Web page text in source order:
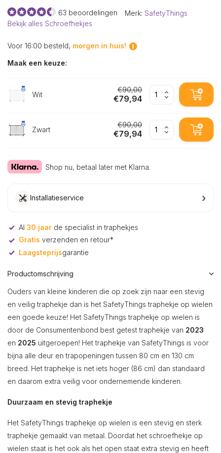
63 beoordelingen Merk: SafetyThings
Bekijk alles Schroefhekjes
Voor 16:00 besteld, morgen in huis!
Maak een keuze:
Wit
€90,00
€79,94
Zwart
€90,00
€79,94
Shop nu, betaal later met Klarna.
Installatieservice ›
Al 30 jaar de specialist in traphekjes
Gratis verzenden en retour*
Laagsteprijsgarantie
Productomschrijving
Ouders van kleine kinderen die op zoek zijn naar een stevig
en veilig traphekje dan is het SafetyThings traphekje op wielen
een goede keuze! Het SafetyThings traphekje op wielen is
door de Consumentenbond best getest traphekje van 2023
en 2025 uitgeroepen! Het traphekje van SafetyThings is voor
bijna alle deur en trapopeningen tussen 80 cm en 130 cm
breed. Het traphekje is net iets hoger (86 cm) dan standaard
en daarom extra veilig voor ondernemende kinderen.
Duurzaam en stevig traphekje
Het SafetyThings traphekje op wielen is een stevig en sterk
traphekje gemaakt van metaal. Doordat het schroefhekje op
wielen staat is het ook als het open staat extra stevig en heeft